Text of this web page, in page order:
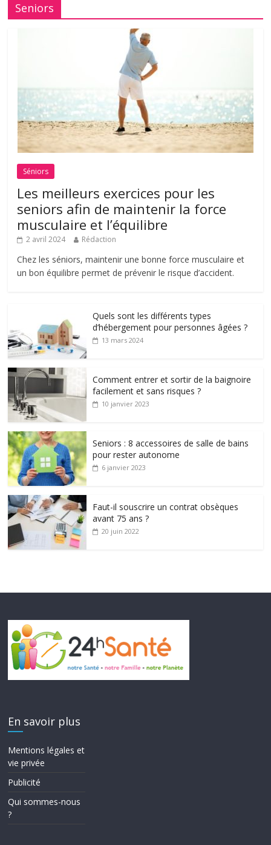
Seniors
Séniors
Les meilleurs exercices pour les
seniors afin de maintenir la force
musculaire et l’équilibre
2 avril 2024 Rédaction
Chez les séniors, maintenir une bonne force musculaire et
un bon équilibre permet de prévenir le risque d’accident.
Quels sont les différents types
d’hébergement pour personnes âgées ?
13 mars 2024
Comment entrer et sortir de la baignoire
facilement et sans risques ?
10 janvier 2023
Seniors : 8 accessoires de salle de bains
pour rester autonome
6 janvier 2023
Faut-il souscrire un contrat obsèques
avant 75 ans ?
20 juin 2022
En savoir plus
Mentions légales et
vie privée
Publicité
Qui sommes-nous
?